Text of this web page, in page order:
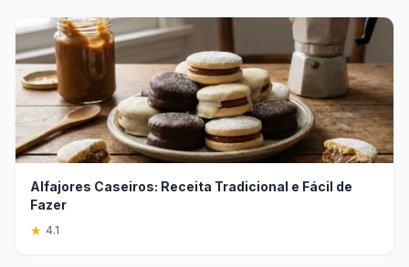
Alfajores Caseiros: Receita Tradicional e Fácil de
Fazer
★ 4.1